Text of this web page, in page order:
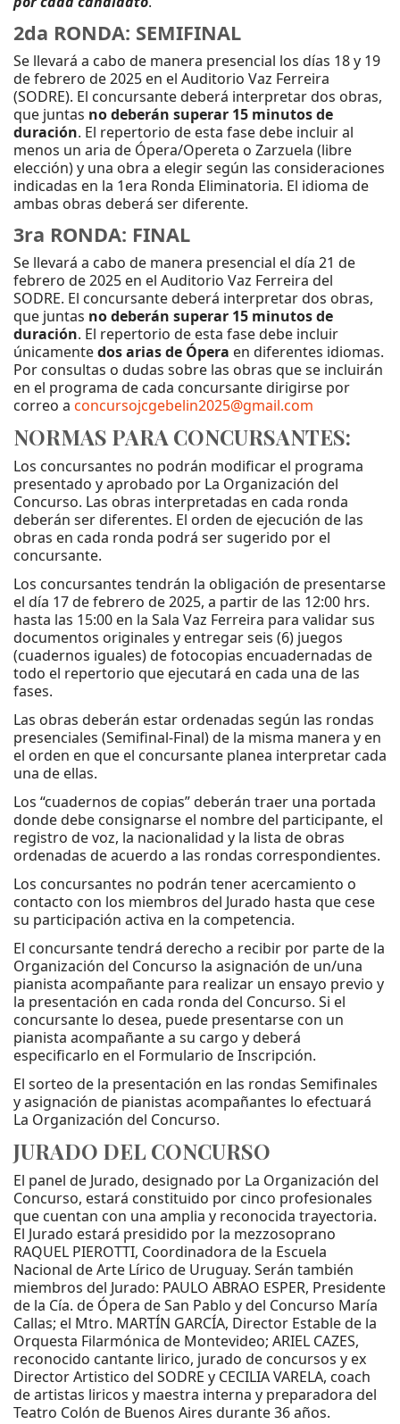
2da RONDA: SEMIFINAL
Se llevará a cabo de manera presencial los días 18 y 19
de febrero de 2025 en el Auditorio Vaz Ferreira
(SODRE). El concursante deberá interpretar dos obras,
que juntas no deberán superar 15 minutos de
duración. El repertorio de esta fase debe incluir al
menos un aria de Ópera/Opereta o Zarzuela (libre
elección) y una obra a elegir según las consideraciones
indicadas en la 1era Ronda Eliminatoria. El idioma de
ambas obras deberá ser diferente.
3ra RONDA: FINAL
Se llevará a cabo de manera presencial el día 21 de
febrero de 2025 en el Auditorio Vaz Ferreira del
SODRE. El concursante deberá interpretar dos obras,
que juntas no deberán superar 15 minutos de
duración. El repertorio de esta fase debe incluir
únicamentedos arias de Ópera en diferentes idiomas.
Por consultas o dudas sobre las obras que se incluirán
en el programa de cada concursante dirigirse por
correo a concursojcgebelin2025@gmail.com
NORMAS PARA CONCURSANTES:
Los concursantes no podrán modificar el programa
presentado y aprobado por La Organización del
Concurso. Las obras interpretadas en cada ronda
deberán ser diferentes. El orden de ejecución de las
obras en cada ronda podrá ser sugerido por el
concursante.
Los concursantes tendrán la obligación de presentarse
el día 17 de febrero de 2025, a partir de las 12:00 hrs.
hasta las 15:00 en la Sala Vaz Ferreira para validar sus
documentos originales y entregar seis (6) juegos
(cuadernos iguales) de fotocopias encuadernadas de
todo el repertorio que ejecutará en cada una de las
fases.
Las obras deberán estar ordenadas según las rondas
presenciales (Semifinal-Final) de la misma manera y en
el orden en que el concursante planea interpretar cada
una de ellas.
Los “cuadernos de copias” deberán traer una portada
donde debe consignarse el nombre del participante, el
registro de voz, la nacionalidad y la lista de obras
ordenadas de acuerdo a las rondas correspondientes.
Los concursantes no podrán tener acercamiento o
contacto con los miembros del Jurado hasta que cese
su participación activa en la competencia.
El concursante tendrá derecho a recibir por parte de la
Organización del Concurso la asignación de un/una
pianista acompañante para realizar un ensayo previo y
la presentación en cada ronda del Concurso. Si el
concursante lo desea, puede presentarse con un
pianista acompañante a su cargo y deberá
especificarlo en el Formulario de Inscripción.
El sorteo de la presentación en las rondas Semifinales
y asignación de pianistas acompañantes lo efectuará
La Organización del Concurso.
JURADO DEL CONCURSO
El panel de Jurado, designado por La Organización del
Concurso, estará constituido por cinco profesionales
que cuentan con una amplia y reconocida trayectoria.
El Jurado estará presidido por la mezzosoprano
RAQUEL PIEROTTI, Coordinadora de la Escuela
Nacional de Arte Lírico de Uruguay. Serán también
miembros del Jurado: PAULO ABRAO ESPER, Presidente
de la Cía. de Ópera de San Pablo y del Concurso María
Callas; el Mtro. MARTÍN GARCÍA, Director Estable de la
Orquesta Filarmónica de Montevideo; ARIEL CAZES,
reconocido cantante lirico, jurado de concursos y ex
Director Artistico del SODRE y CECILIA VARELA, coach
de artistas liricos y maestra interna y preparadora del
Teatro Colón de Buenos Aires durante 36 años.